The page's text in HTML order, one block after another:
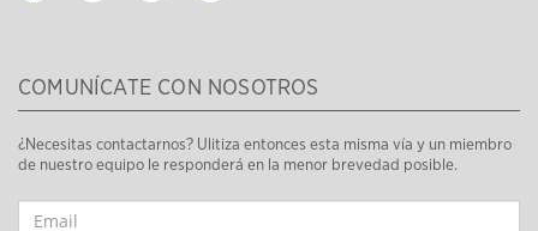
COMUNÍCATE CON NOSOTROS
¿Necesitas contactarnos? Ulitiza entonces esta misma vía y un miembro
de nuestro equipo le responderá en la menor brevedad posible.